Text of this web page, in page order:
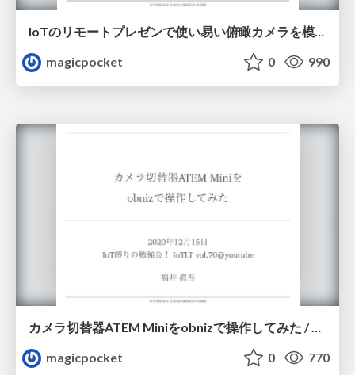
IoTのリモートプレゼンで使い易い俯瞰カメラを模索 / Overhead camera settings for IoT presentation
magicpocket
0 990
magicpocket
0 770